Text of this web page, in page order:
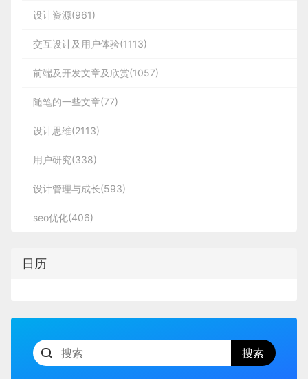
设计资源(961)
交互设计及用户体验(1113)
前端及开发文章及欣赏(1057)
随笔的一些文章(77)
设计思维(2113)
用户研究(338)
设计管理与成长(593)
seo优化(406)
日历